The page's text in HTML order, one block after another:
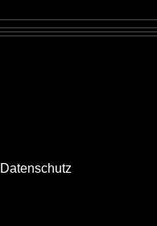
Datenschutz